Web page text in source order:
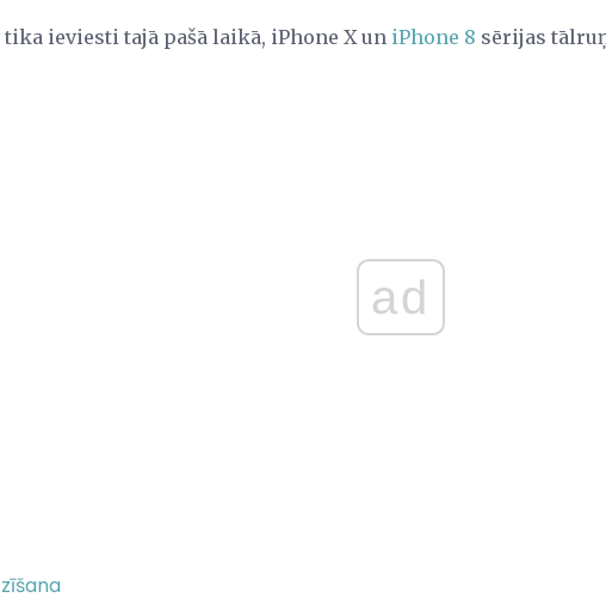
ieviesti tajā pašā laikā, iPhone X un iPhone 8 sērijas
ad